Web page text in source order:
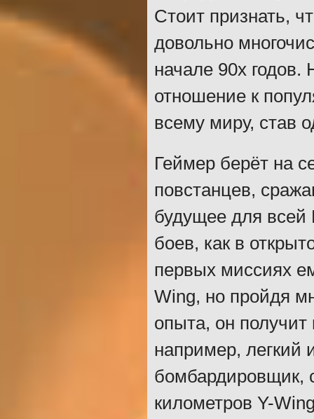
Стоит признать,
довольно
начале 90х
отношение к
всему миру, став
Геймер берёт на
повстанцев,
будущее для всей
боев, как в
первых миссиях
Wing, но пройдя
опыта, он получит
например, легкий
бомбардировщик,
километров Y-